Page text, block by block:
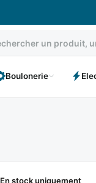
Boulonerie
En stock uniquement